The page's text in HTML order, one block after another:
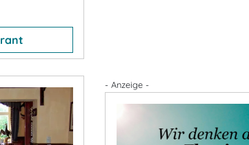
- Anzeige -